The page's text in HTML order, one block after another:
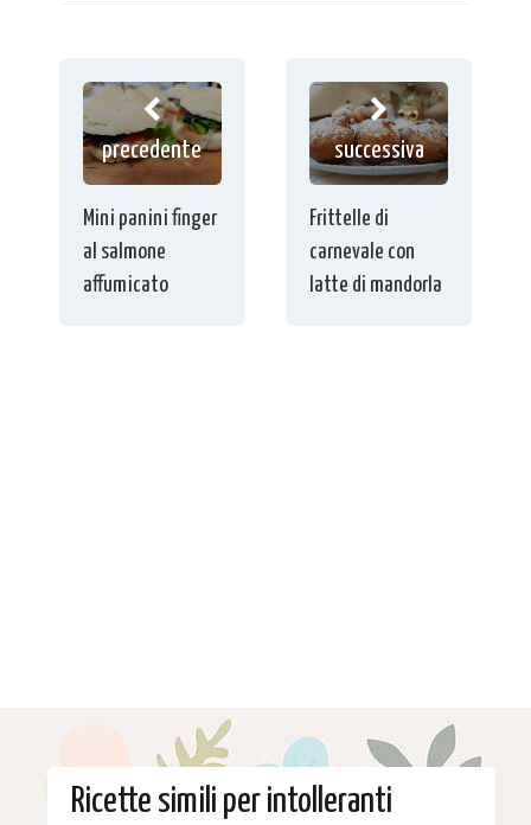
precedente
Mini panini finger
al salmone
affumicato
successiva
Frittelle di
carnevale con
latte di mandorla
Ricette simili per intolleranti